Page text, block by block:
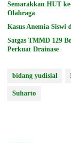
Semarakkan HUT
Olahraga
Kasus Anemia Siswi
Satgas TMMD 129
Perkuat Drainase
bidang yudisial
Suharto